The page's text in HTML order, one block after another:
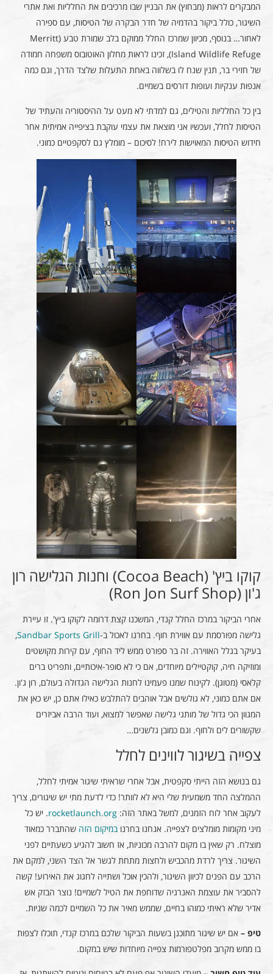
המבקרים לראות (מבחוץ) את הבניין שבו מרכיבים את החלליות ואת אתרי
השיגור, כולל ביקור בהדמיה של חדר הבקרה של הטיסות, עם ספירה
לאחור… בנוסף, מכיוון שמרכז החלל ממוקם בלב שמורת טבע (Merritt
Island Wildlife Refuge), זכינו לראות מחלון האוטובוס משפחה חמודה
של חזירי בר, תנין שנח לו בשלווה באחת התעלות שלצד הדרך, וגם כמה
אנפות ענקיות ועופות דורסים בשמיים.
בין כל החלליות והטילים, גם למדתי לא מעט על ההיסטוריה והעתיד של
הטיסות לחלל, ועכשיו אני מוצאת את עצמי עוקבת בציפייה אמיתית אחר
חידוש הטיסות המאוישות לירח! לסיכום – מומלץ גם לסקפטיים כמוני.
קוקו ביץ' (Cocoa Beach) וחנות הגלישה רון
ג'ון (Ron Jon Surf Shop)
אחרי הביקור במרכז החלל קנדי, המשכנו קצת דרומה לקוקו ביץ'. זו עיירת
גלישה מפורסמת עם אווירת חוף. בחרנו לאכול ב-Sandbar Sports Grill
,
בעיקר בגלל האווירה. זה בר ספורט ממש ליד החוף, עם קירות מקושטים
ומוזיקה חיה, קוקטיילים מיוחדים, אם כי לא סופר-איכותיים, ותפריט ברים
קלאסי (מטוגן). לקינוח שמנו פעמינו לחנות הגלישה הגדולה בעולם, רון ג'ון.
אם אתם כמוני, לא גולשים אבל אוהבים להתלבש כאילו אתם כן, יש כאן את
המגוון הכי גדול של מותגי גלישה שאפשר למצוא, ועוד הרבה אביזרים
שקשורים לים ולחוף. וגם כמובן גלשנים…
צפייה בשיגור לווינים לחלל
גם בנושא הזה הייתי סקפטית, אבל אחרי שראיתי שיגור אמיתי לחלל,
ההמלצה החד משמעית שלי היא לא לוותר! כדי לדעת מתי יש שיגורים, צריך
לעקוב אחר לוח הזמנים, למשל באתר הזה: rocketlaunch.org. יש כל
מיני מקומות מומלצים לצפייה. אנחנו בחרנובמיקום הזה שהתברר כמאוד
מוצלח. רק שאין בו מקום להרבה מכוניות, אז חשוב להגיע כשעתיים לפני
השיגור. צריך לרדת מהכביש ולחצות מתחת לגשר אל הצד השני, למקם את
הרכב עם הפנים לכיוון השיגור, ולהכין אוכל ושתייה לחגוג את האירוע! קשה
להסביר את עוצמת האנרגיה שדוחפת את הטיל לשמיים! נוצר הבזק אש
אדיר שלא ראיתי כמוהו בחיים, שממש מאיר את כל השמיים לכמה שניות.
טיפ – אם יש שיגור מתוכנן בשעות הביקור שלכם במרכז קנדי, תוכלו לצפות
בו ממש מקרוב מפלטפורמות צפייה מיוחדות שיש במקום.